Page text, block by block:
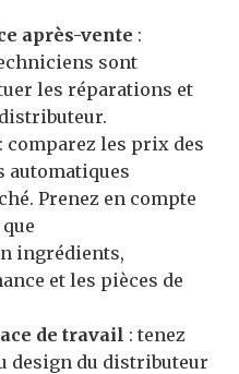
après-vente :
sont
les réparations et
: comparez les prix des
Prenez en compte
ingrédients,
et les pièces de
de travail : tenez
design du distributeur